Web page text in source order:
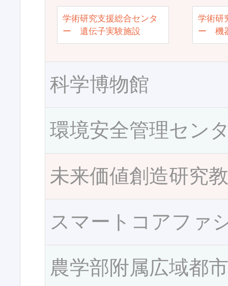
学術研究支援総合センタ
ー 遺伝子実験施設
学術研
ー 機
科学博物館
環境安全管理セン
未来価値創造研究
スマートコアファ
農学部附属広域都